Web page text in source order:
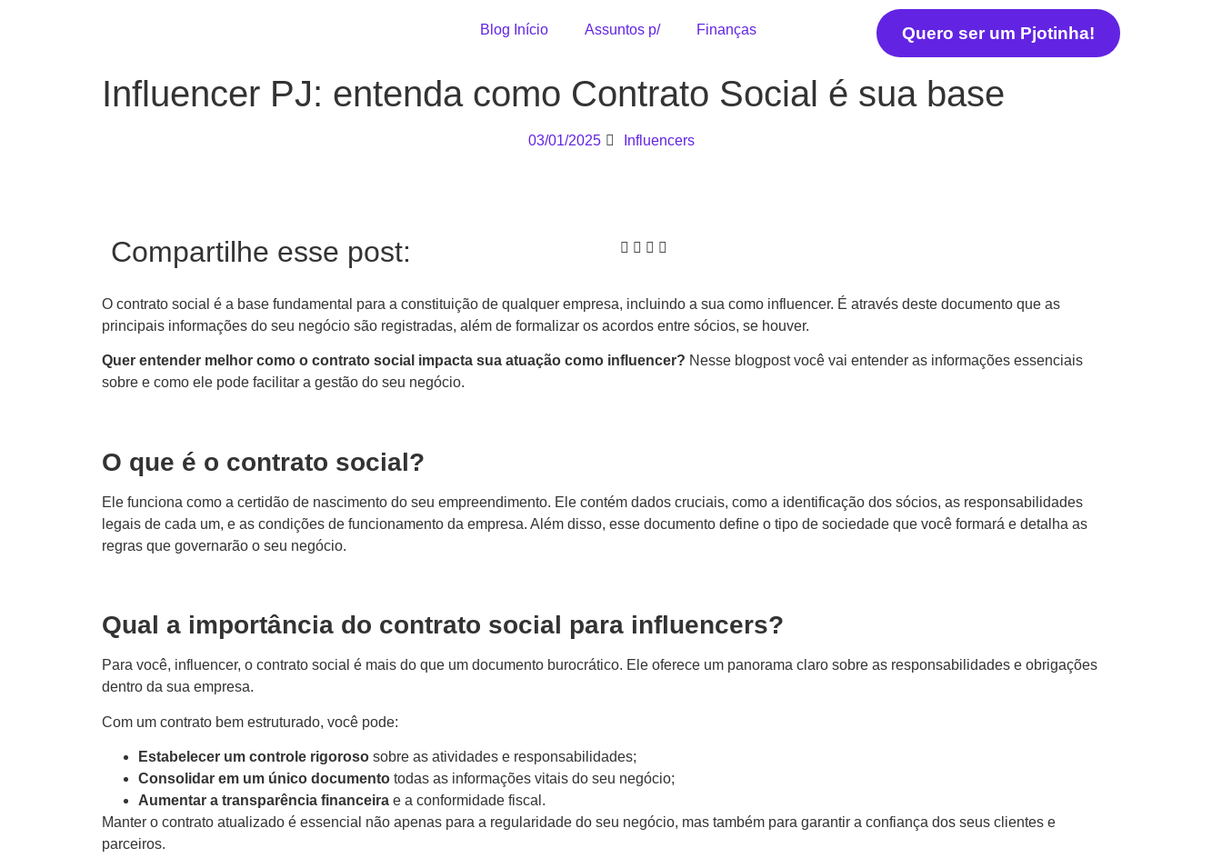
Blog Início Assuntos p/ Finanças Quero ser um Pjotinha!
Influencer PJ: entenda como Contrato Social é sua base
03/01/2025 Influencers
Compartilhe esse post:
O contrato social é a base fundamental para a constituição de qualquer empresa, incluindo a sua como influencer. É através deste documento que as
principais informações do seu negócio são registradas, além de formalizar os acordos entre sócios, se houver.
Quer entender melhor como o contrato social impacta sua atuação como influencer? Nesse blogpost você vai entender as informações essenciais
sobre e como ele pode facilitar a gestão do seu negócio.
O que é o contrato social?
Ele funciona como a certidão de nascimento do seu empreendimento. Ele contém dados cruciais, como a identificação dos sócios, as responsabilidades
legais de cada um, e as condições de funcionamento da empresa. Além disso, esse documento define o tipo de sociedade que você formará e detalha as
regras que governarão o seu negócio.
Qual a importância do contrato social para influencers?
Para você, influencer, o contrato social é mais do que um documento burocrático. Ele oferece um panorama claro sobre as responsabilidades e obrigações
dentro da sua empresa.
Com um contrato bem estruturado, você pode:
Estabelecer um controle rigoroso sobre as atividades e responsabilidades;
Consolidar em um único documento todas as informações vitais do seu negócio;
Aumentar a transparência financeira e a conformidade fiscal.
Manter o contrato atualizado é essencial não apenas para a regularidade do seu negócio, mas também para garantir a confiança dos seus clientes e
parceiros.